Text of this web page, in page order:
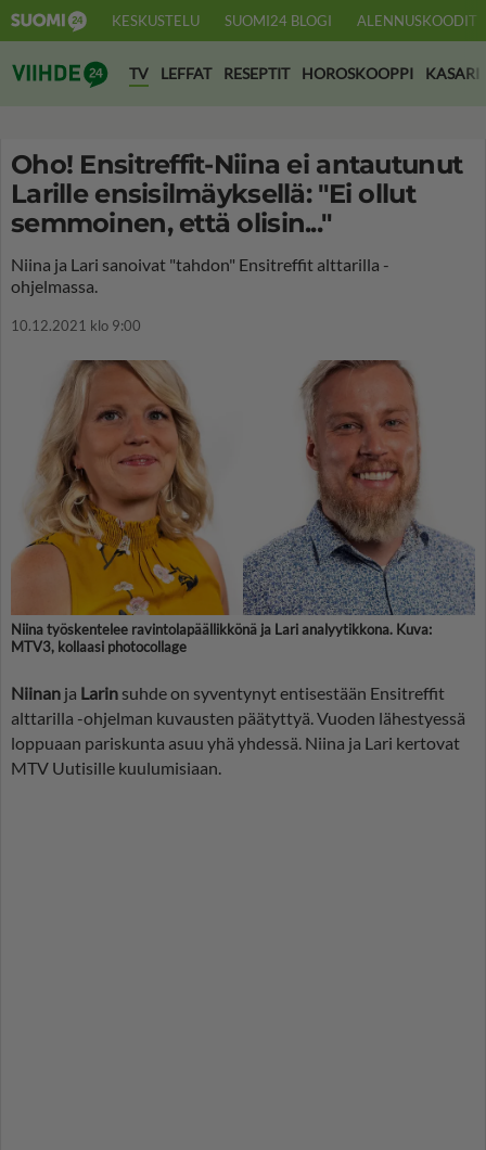
KESKUSTELU SUOMI24 BLOGI ALENNUSKOODIT
Suomi24 Viihde
TV LEFFAT RESEPTIT HOROSKOOPPI KASARI
Oho! Ensitreffit-Niina ei antautunut
Larille ensisilmäyksellä: "Ei ollut
semmoinen, että olisin..."
Niina ja Lari sanoivat "tahdon" Ensitreffit alttarilla -
ohjelmassa.
10.12.2021 klo 9:00
Niina työskentelee ravintolapäällikkönä ja Lari analyytikkona. Kuva:
MTV3, kollaasi photocollage
Niinan ja Larin suhde on syventynyt entisestään Ensitreffit
alttarilla -ohjelman kuvausten päätyttyä. Vuoden lähestyessä
loppuaan pariskunta asuu yhä yhdessä. Niina ja Lari kertovat
MTV Uutisille kuulumisiaan.